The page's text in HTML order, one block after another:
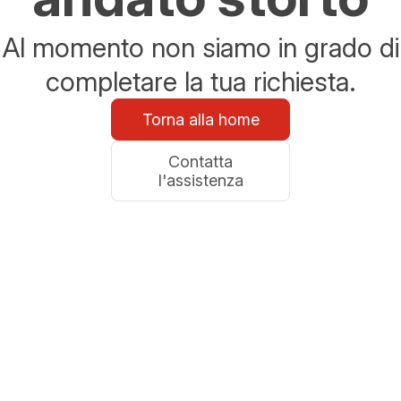
Al momento non siamo in grado di
completare la tua richiesta.
Torna alla home
Contatta
l'assistenza